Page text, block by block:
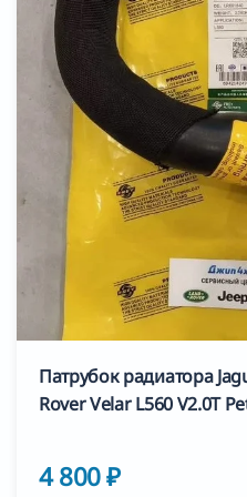
Патрубок радиатора
Rover Velar L560 V2.0T
4 800 ₽